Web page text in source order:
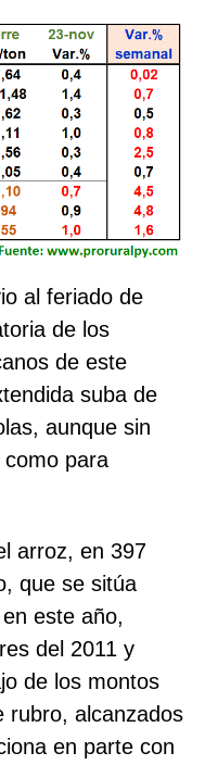
al feriado de
de los
de este
suba de
aunque sin
para
arroz, en 397
que se sitúa
este año,
del 2011 y
de los montos
rubro, alcanzados
en parte con